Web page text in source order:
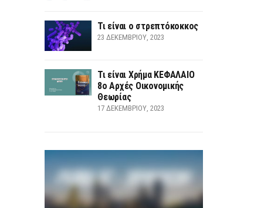
Τι είναι ο στρεπτόκοκκος
23 ΔΕΚΕΜΒΡΊΟΥ, 2023
Τι είναι Χρήμα ΚΕΦΑΛΑΙΟ
8ο Αρχές Οικονομικής
Θεωρίας
17 ΔΕΚΕΜΒΡΊΟΥ, 2023